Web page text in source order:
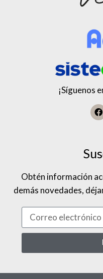
¡Síguenos
Obtén información
demás novedades,